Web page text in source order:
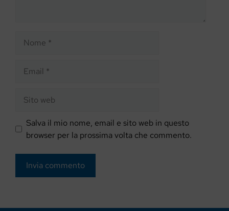
web
Salva il mio nome, email e sito web in questo
browser per la prossima volta che commento.